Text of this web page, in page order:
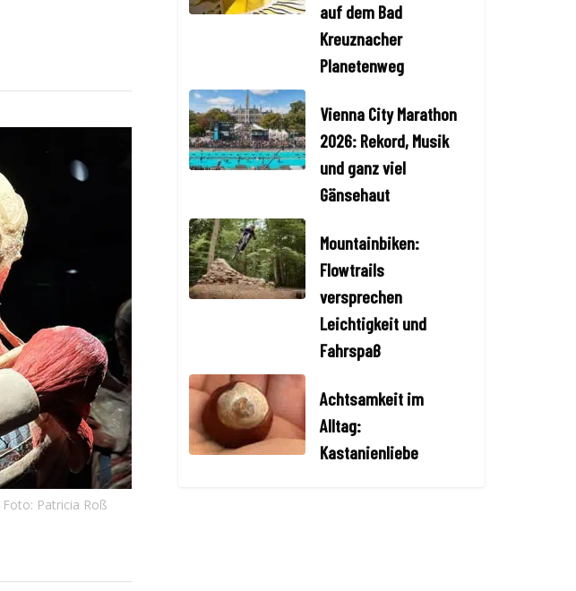
Foto: Patricia Roß
auf dem Bad
Kreuznacher
Planetenweg
Vienna City Marathon
2026: Rekord, Musik
und ganz viel
Gänsehaut
Mountainbiken:
Flowtrails
versprechen
Leichtigkeit und
Fahrspaß
Achtsamkeit im
Alltag:
Kastanienliebe